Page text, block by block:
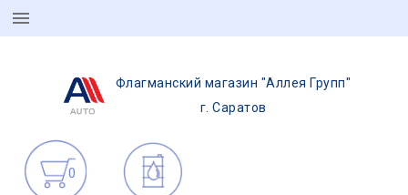
Флагманский магазин "Аллея Групп"
г. Саратов
0